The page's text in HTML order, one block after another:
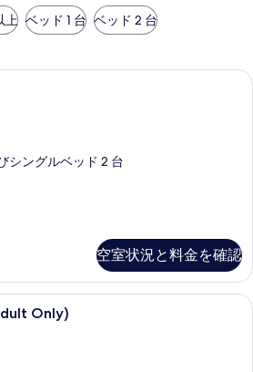
上 ベッド 1 台 ベッド 2 台
Presidential Suite | セレクト コンフ
シングルベッド 2 台
空室状況と料金を確認
Pool Villa Beachside (Adult Only) |
Only)